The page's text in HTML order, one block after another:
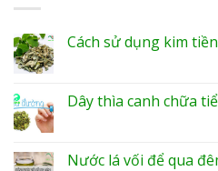
Cách sử dụng kim
Dây thìa canh chữa
Nước lá vối để qua